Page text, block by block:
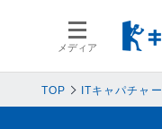
メディア スマート
TOP ITキャパチャ